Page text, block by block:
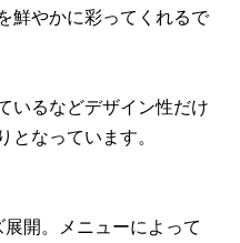
鮮やかに彩ってくれるで
いるなどデザイン性だけ
となっています。
開。メニューによって